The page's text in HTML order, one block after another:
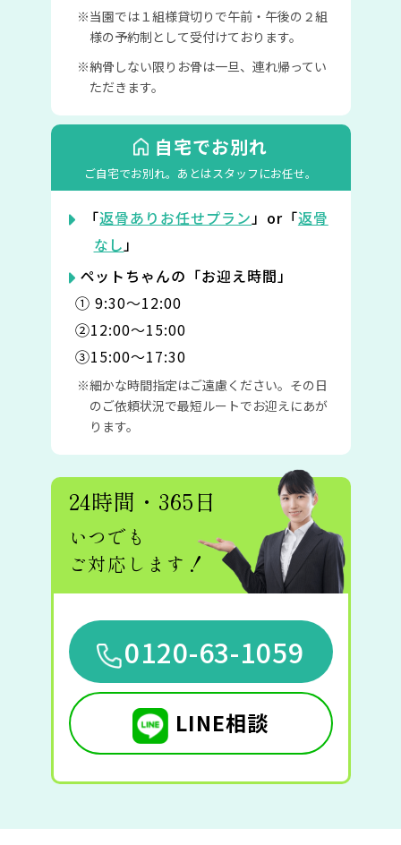
当園では１組様貸切りで午前・午後の２組
様の予約制として受付けております。
納骨しない限りお骨は一旦、連れ帰ってい
ただきます。
自宅でお別れ
ご自宅でお別れ。 あとはスタッフにお任せ。
「返骨ありお任せプラン」or「返骨
なし」
ペットちゃんの「お迎え時間」
① 9:30〜12:00
②12:00〜15:00
③15:00〜17:30
細かな時間指定はご遠慮ください。その日
のご依頼状況で最短ルートでお迎えにあが
ります。
24時間・365日
いつでも
ご対応します！
0120-63-1059
LINE相談